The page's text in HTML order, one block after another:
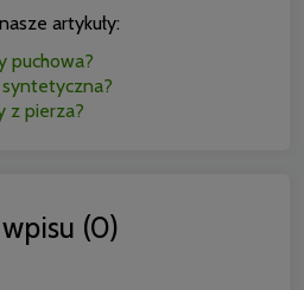
artykuły:
puchowa?
syntetyczna?
z pierza?
(0)